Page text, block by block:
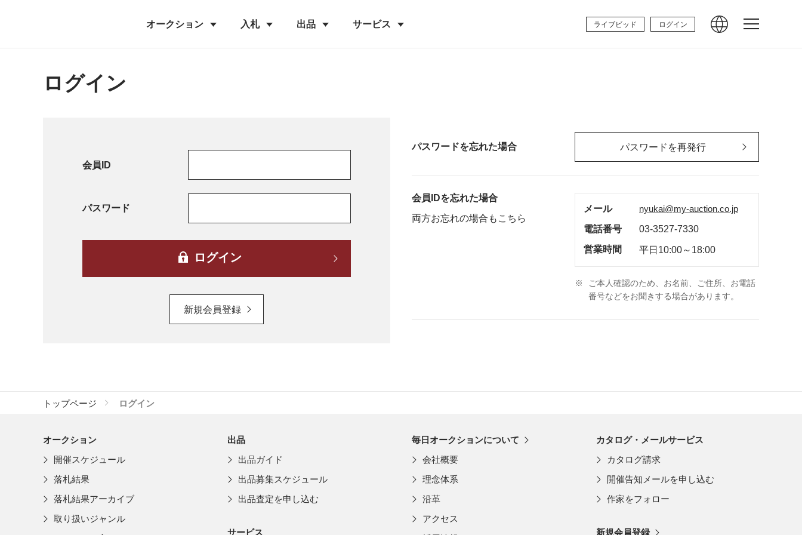
オークション 入札 出品 サービス ライブビッド ログイン
ログイン
会員ID
パスワード
ログイン
新規会員登録
パスワードを忘れた場合 パスワードを再発行
会員IDを忘れた場合
両方お忘れの場合もこちら
メール nyukai@my-auction.co.jp
電話番号 03-3527-7330
営業時間 平日10:00～18:00
※
ご本人確認のため、お名前、ご住所、お電話
番号などをお聞きする場合があります。
トップページ ログイン
オークション
開催スケジュール
落札結果
落札結果アーカイブ
取り扱いジャンル
出品
出品ガイド
出品募集スケジュール
出品査定を申し込む
サービス
毎日オークションについて
会社概要
理念体系
沿革
アクセス
カタログ・メールサービス
カタログ請求
開催告知メールを申し込む
作家をフォロー
新規会員登録